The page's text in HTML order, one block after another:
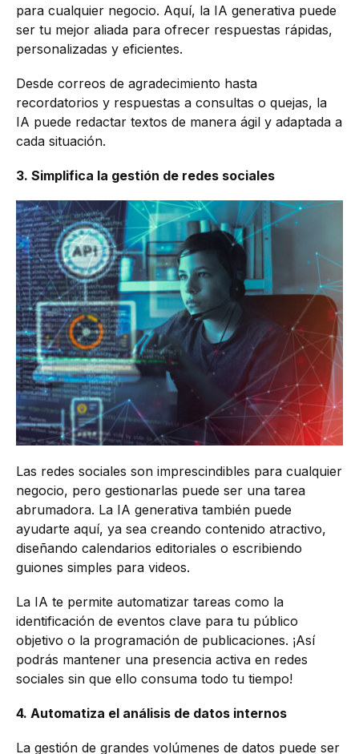
para cualquier negocio. Aquí, la IA generativa puede
ser tu mejor aliada para ofrecer respuestas rápidas,
personalizadas y eficientes.
Desde correos de agradecimiento hasta
recordatorios y respuestas a consultas o quejas, la
IA puede redactar textos de manera ágil y adaptada a
cada situación.
3. Simplifica la gestión de redes sociales
Las redes sociales son imprescindibles para cualquier
negocio, pero gestionarlas puede ser una tarea
abrumadora. La IA generativa también puede
ayudarte aquí, ya sea creando contenido atractivo,
diseñando calendarios editoriales o escribiendo
guiones simples para videos.
La IA te permite automatizar tareas como la
identificación de eventos clave para tu público
objetivo o la programación de publicaciones. ¡Así
podrás mantener una presencia activa en redes
sociales sin que ello consuma todo tu tiempo!
4. Automatiza el análisis de datos internos
La gestión de grandes volúmenes de datos puede ser